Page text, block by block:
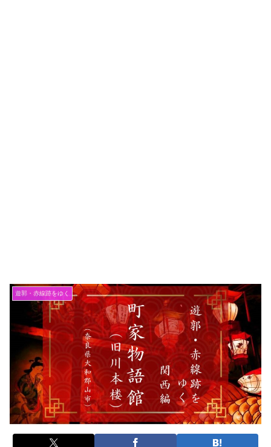
遊郭・赤線跡をゆく